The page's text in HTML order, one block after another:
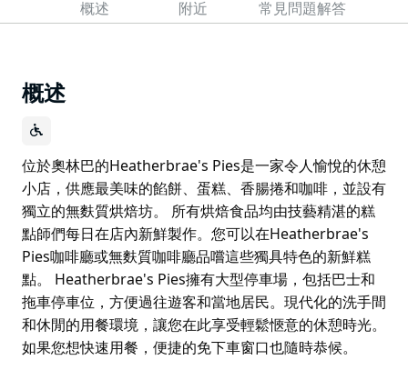
概述 附近 常見問題解答
概述
位於奧林巴的Heatherbrae's Pies是一家令人愉悅的休憩
小店，供應最美味的餡餅、蛋糕、香腸捲和咖啡，並設有
獨立的無麩質烘焙坊。 所有烘焙食品均由技藝精湛的糕
點師們每日在店內新鮮製作。您可以在Heatherbrae's
Pies咖啡廳或無麩質咖啡廳品嚐這些獨具特色的新鮮糕
點。 Heatherbrae's Pies擁有大型停車場，包括巴士和
拖車停車位，方便過往遊客和當地居民。現代化的洗手間
和休閒的用餐環境，讓您在此享受輕鬆愜意的休憩時光。
如果您想快速用餐，便捷的免下車窗口也隨時恭候。